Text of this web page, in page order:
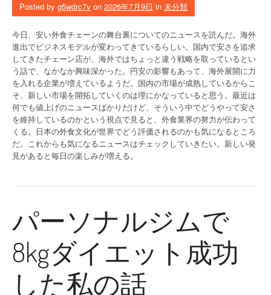
Posted by g5wdrc7v on 2026年7月9日 in 未分類
今日、安い外食チェーンの舞台裏についてのニュースを読んだ。海外
進出でビジネスモデルが変わってきているらしい。国内で安さを追求
してきたチェーン店が、海外ではちょっと違う戦略を取っているとい
う話で、なかなか興味深かった。円安の影響もあって、海外展開に力
を入れる企業が増えているようだ。国内の市場が成熟しているからこ
そ、新しい市場を開拓していくのは理にかなっていると思う。最近は
何でも値上げのニュースばかりだけど、そういう中でどうやって安さ
を維持しているのかという視点で見ると、外食業界の努力が伝わって
くる。日本の外食文化が世界でどう評価されるのかも気になるところ
だ。これからも気になるニュースはチェックしていきたい。新しい発
見があると毎日の楽しみが増える。
パーソナルジムで
8kgダイエット成功
した私の話